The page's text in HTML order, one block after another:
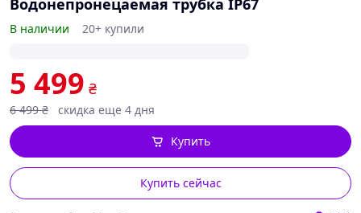
Водонепронецаемая трубка IP67
В наличии 20+ купили
5 499 ₴
6 499 ₴ скидка еще 4 дня
Купить сейчас
Купить